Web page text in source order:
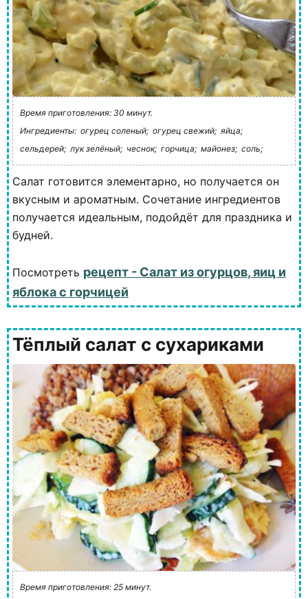
Время приготовления: 30 минут.
Ингредиенты: огурец соленый; огурец свежий; яйца;
сельдерей; лук зелёный; чеснок; горчица; майонез; соль;
Салат готовится элементарно, но получается он
вкусным и ароматным. Сочетание ингредиентов
получается идеальным, подойдёт для праздника и
будней.
Посмотреть рецепт - Салат из огурцов, яиц и
яблока с горчицей
Тёплый салат с сухариками
Время приготовления: 25 минут.